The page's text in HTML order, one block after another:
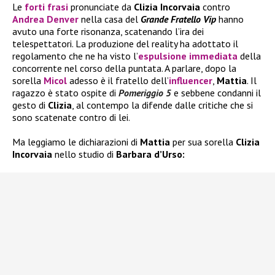
Le forti frasi pronunciate da Clizia Incorvaia contro
Andrea Denver nella casa del Grande Fratello Vip hanno
avuto una forte risonanza, scatenando l’ira dei
telespettatori. La produzione del reality ha adottato il
regolamento che ne ha visto l’espulsione immediata della
concorrente nel corso della puntata. A parlare, dopo la
sorella Micol adesso è il fratello dell’influencer, Mattia. Il
ragazzo è stato ospite di Pomeriggio 5 e sebbene condanni il
gesto di Clizia, al contempo la difende dalle critiche che si
sono scatenate contro di lei.
Ma leggiamo le dichiarazioni di Mattia per sua sorella Clizia
Incorvaia nello studio di Barbara d’Urso: